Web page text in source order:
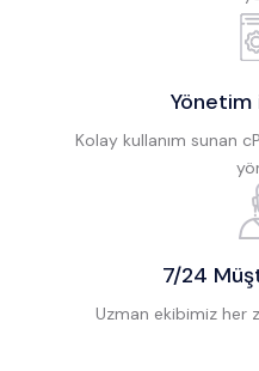
Yönetim
Kolay kullanım sunan
7/24
Uzman ekibimiz her